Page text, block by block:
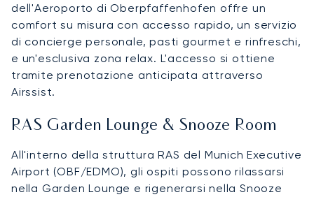
dell'Aeroporto di Oberpfaffenhofen offre un
comfort su misura con accesso rapido, un servizio
di concierge personale, pasti gourmet e rinfreschi,
e un'esclusiva zona relax. L'accesso si ottiene
tramite prenotazione anticipata attraverso
Airssist.
RAS Garden Lounge & Snooze Room
All'interno della struttura RAS del Munich Executive
Airport (OBF/EDMO), gli ospiti possono rilassarsi
nella Garden Lounge e rigenerarsi nella Snooze